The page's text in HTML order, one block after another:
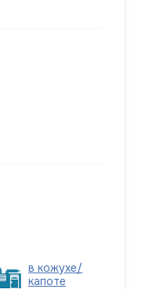
в кожухе/
капоте